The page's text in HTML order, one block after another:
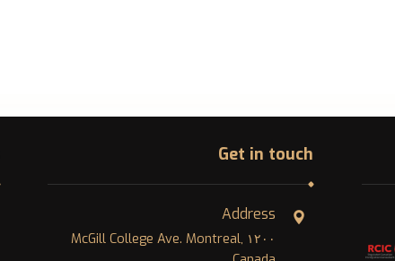
Get in touch
Address
١٢٠٠ McGill College Ave. Montreal,